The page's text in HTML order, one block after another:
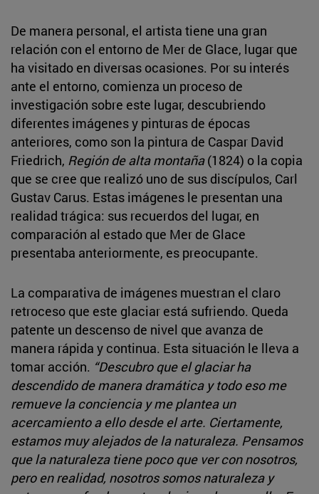
De manera personal, el artista tiene una gran
relación con el entorno de Mer de Glace, lugar que
ha visitado en diversas ocasiones. Por su interés
ante el entorno, comienza un proceso de
investigación sobre este lugar, descubriendo
diferentes imágenes y pinturas de épocas
anteriores, como son la pintura de Caspar David
Friedrich, Región de alta montaña(1824) o la copia
que se cree que realizó uno de sus discípulos, Carl
Gustav Carus. Estas imágenes le presentan una
realidad trágica: sus recuerdos del lugar, en
comparación al estado que Mer de Glace
presentaba anteriormente, es preocupante.
La comparativa de imágenes muestran el claro
retroceso que este glaciar está sufriendo. Queda
patente un descenso de nivel que avanza de
manera rápida y continua. Esta situación le lleva a
tomar acción. “Descubro que el glaciar ha
descendido de manera dramática y todo eso me
remueve la conciencia y me plantea un
acercamiento a ello desde el arte. Ciertamente,
estamos muy alejados de la naturaleza. Pensamos
que la naturaleza tiene poco que ver con nosotros,
pero en realidad, nosotros somos naturaleza y